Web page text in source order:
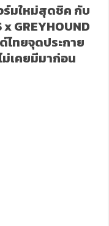
ร์มใหม่สุดชิค กับ
GREYHOUND
ไทยจุดประกาย
เคยมีมาก่อน